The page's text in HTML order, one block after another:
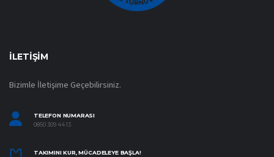
İLETIŞIM
Bizimle İletişime Geçebilirsiniz.
TELEFON NUMARASI
0850 309 44 13
TAKIMINI KUR, MÜCADELEYE BAŞLA!